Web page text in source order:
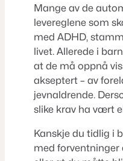
Mange av de
levereglene som
med ADHD,
livet. Allerede i
at de må oppnå
akseptert – av
jevnaldrende.
slike krav ha vært
Kanskje du tidlig i
med forventninger